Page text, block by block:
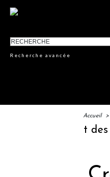
Recherche avancée
Accueil >
: lancement des